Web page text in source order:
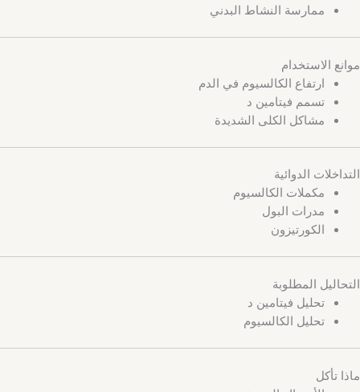
ممارسة النشاط البدني
موانع الاستخدام
ارتفاع الكالسيوم في الدم
تسمم فيتامين د
مشاكل الكلى الشديدة
التداخلات الدوائية
مكملات الكالسيوم
مدرات البول
الكورتيزون
التحاليل المطلوبة
تحليل فيتامين د
تحليل الكالسيوم
ماذا تأكل